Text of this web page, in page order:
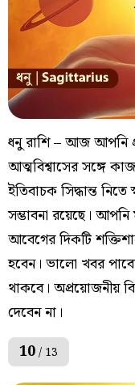
ধনু রাশি – আজ আপনি
আত্মবিশ্বাসের সঙ্গে
ইতিবাচক সিদ্ধান্ত
সম্ভাবনা রয়েছে।
আবেগের দিকটি
হবেন। ভালো খবর
থাকবে। অপ্রয়োজনীয়
দেবেন না।
10/ 13